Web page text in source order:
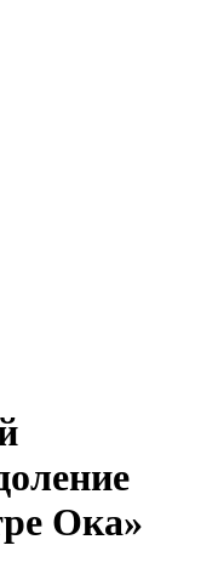
Ока»